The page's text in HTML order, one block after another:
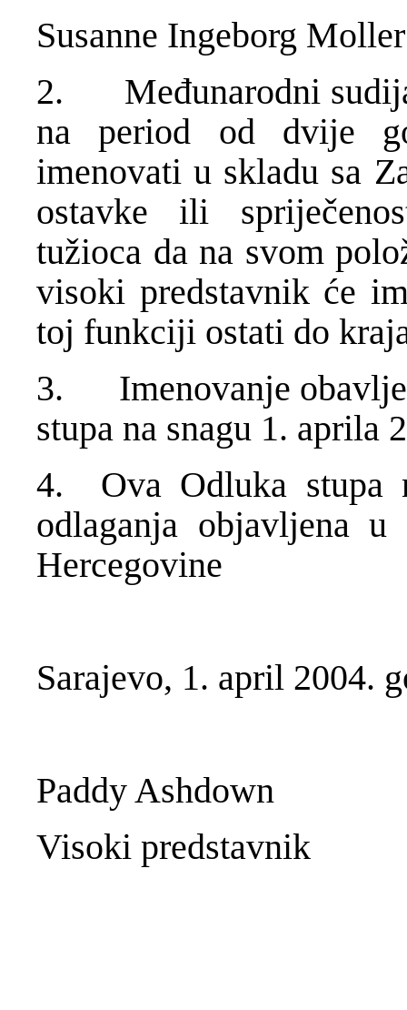
Susanne Ingeborg Moller
2. Međunarodni sudija
na period od dvije
imenovati u skladu sa
ostavke ili
tužioca da na svom
visoki predstavnik će
toj funkciji ostati do
3. Imenovanje
stupa na snagu 1. aprila
4. Ova Odluka stupa
odlaganja objavljena
Hercegovine
Sarajevo, 1. april 2004.
Paddy Ashdown
Visoki predstavnik